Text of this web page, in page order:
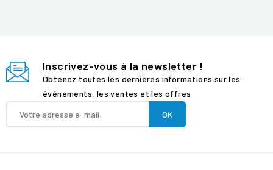
Inscrivez-vous à la newsletter !
Obtenez toutes les dernières informations sur les
événements, les ventes et les offres